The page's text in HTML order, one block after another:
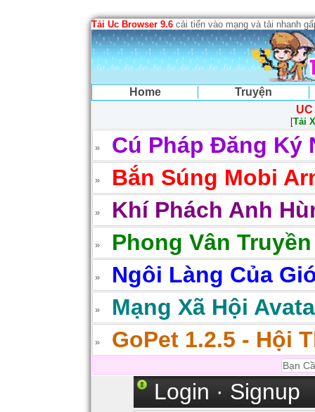
Tải Uc Browser 9.6 cải tiến vào mạng và tải nhanh
Home
Truyện
[Tải
Cú Pháp Đăng Ký
Bắn Súng Mobi
Khí Phách Anh
Phong Vân
Ngôi Làng Của
Mạng Xã Hội
GoPet 1.2.5 - Hội
Login · Signup